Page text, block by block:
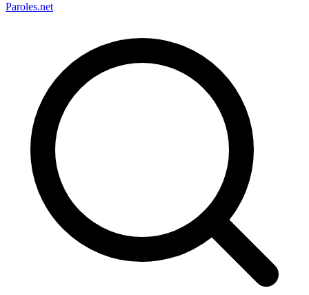
Paroles.net